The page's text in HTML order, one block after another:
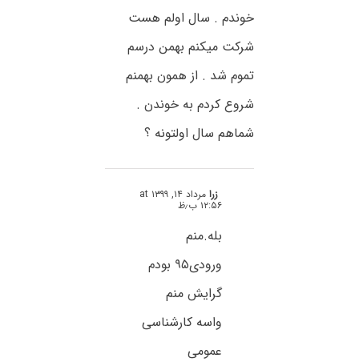
خوندم . سال اولم هست
شرکت میکنم بهمن درسم
تموم شد . از همون بهمنم
شروع کردم به خوندن .
شماهم سال اولتونه ؟
زرا مرداد ۱۴, ۱۳۹۹ at
۱۲:۵۶ ب٫ظ
بله.منم
ورودی۹۵ بودم
گرایش منم
واسه کارشناسی
عمومی